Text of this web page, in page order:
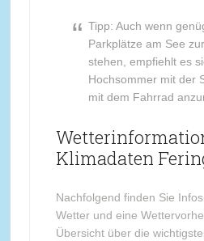
Tipp: Auch wenn
Parkplätze am See
stehen, empfiehlt es
Hochsommer mit der
mit dem Fahrrad
Klimadaten
Nachfolgend finden Sie
Wetter und eine
Übersicht über die